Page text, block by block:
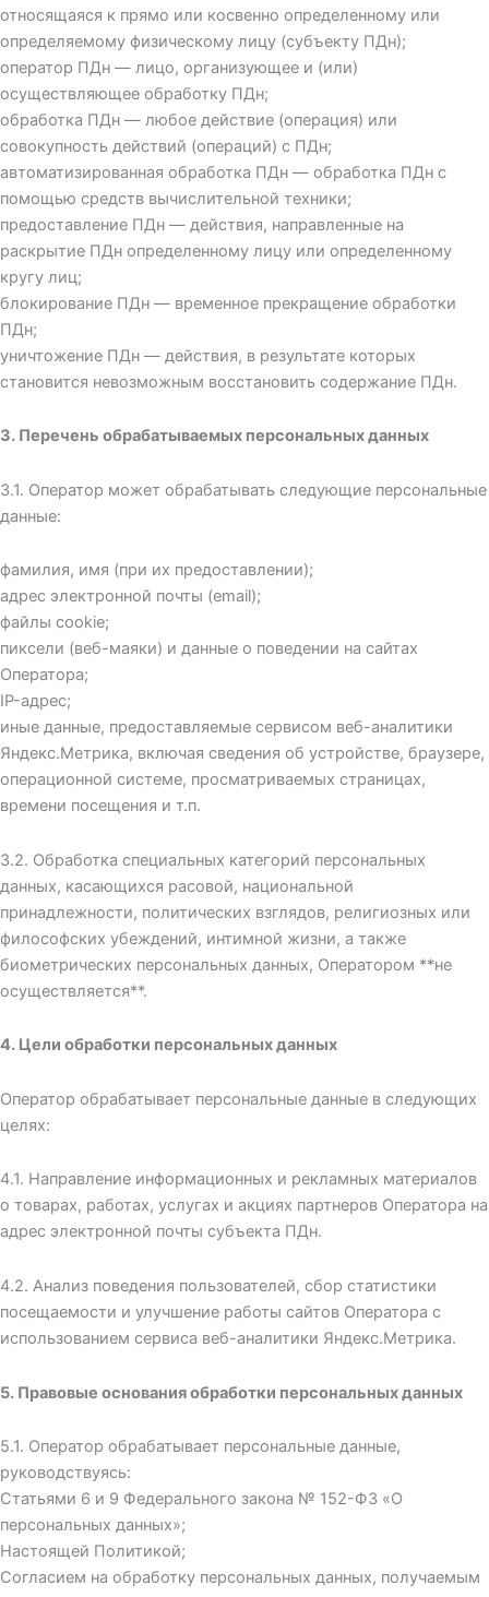
относящаяся к прямо или косвенно определенному или
определяемому физическому лицу (субъекту ПДн);
оператор ПДн — лицо, организующее и (или)
осуществляющее обработку ПДн;
обработка ПДн — любое действие (операция) или
совокупность действий (операций) с ПДн;
автоматизированная обработка ПДн — обработка ПДн с
помощью средств вычислительной техники;
предоставление ПДн — действия, направленные на
раскрытие ПДн определенному лицу или определенному
кругу лиц;
блокирование ПДн — временное прекращение обработки
ПДн;
уничтожение ПДн — действия, в результате которых
становится невозможным восстановить содержание ПДн.
3. Перечень обрабатываемых персональных данных
3.1. Оператор может обрабатывать следующие персональные
данные:
фамилия, имя (при их предоставлении);
адрес электронной почты (email);
файлы cookie;
пиксели (веб-маяки) и данные о поведении на сайтах
Оператора;
IP-адрес;
иные данные, предоставляемые сервисом веб-аналитики
Яндекс.Метрика, включая сведения об устройстве, браузере,
операционной системе, просматриваемых страницах,
времени посещения и т.п.
3.2. Обработка специальных категорий персональных
данных, касающихся расовой, национальной
принадлежности, политических взглядов, религиозных или
философских убеждений, интимной жизни, а также
биометрических персональных данных, Оператором **не
осуществляется**.
4. Цели обработки персональных данных
Оператор обрабатывает персональные данные в следующих
целях:
4.1. Направление информационных и рекламных материалов
о товарах, работах, услугах и акциях партнеров Оператора на
адрес электронной почты субъекта ПДн.
4.2. Анализ поведения пользователей, сбор статистики
посещаемости и улучшение работы сайтов Оператора с
использованием сервиса веб-аналитики Яндекс.Метрика.
5. Правовые основания обработки персональных данных
5.1. Оператор обрабатывает персональные данные,
руководствуясь:
Статьями 6 и 9 Федерального закона № 152-ФЗ «О
персональных данных»;
Настоящей Политикой;
Согласием на обработку персональных данных, получаемым